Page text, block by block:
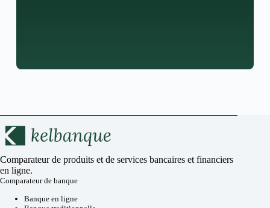
Comparateur de produits et de services bancaires et financiers
en ligne.
Comparateur de banque
Banque en ligne